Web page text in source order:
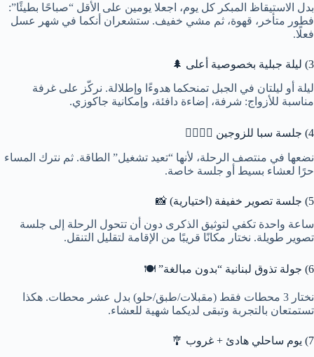
بدل الاستيقاظ المبكر كل يوم، اجعلا يومين على الأقل “صباحًا بطيئًا”:
فطور متأخر، قهوة، ثم مشي خفيف. ستشعران أنكما في شهر عسل
فعلًا.
3) ليلة جبلية بخصوصية أعلى 🌲
ليلة أو ليلتان في الجبل تمنحكما هدوءًا وإطلالة. نركّز على غرفة
مناسبة للأزواج: شرفة، إضاءة دافئة، وإمكانية جاكوزي.
4) جلسة سبا للزوجين 💆‍♀️💆‍♂️
نضعها في منتصف الرحلة، لأنها “تعيد تشغيل” الطاقة. ثم نترك المساء
حرًا لعشاء بسيط أو جلسة خاصة.
5) جلسة تصوير خفيفة (اختيارية) 📸
ساعة واحدة تكفي لتوثيق الذكرى دون أن تتحول الرحلة إلى جلسة
تصوير طويلة. نختار مكانًا قريبًا من الإقامة لتقليل التنقل.
6) جولة تذوق لبنانية “بدون مبالغة” 🍽️
نختار 3 محطات فقط (مقبلات/طبق/حلو) بدل عشر محطات. هكذا
تستمتعان بالتجربة وتبقى لديكما شهية للعشاء.
7) يوم ساحلي هادئ + غروب 🎐